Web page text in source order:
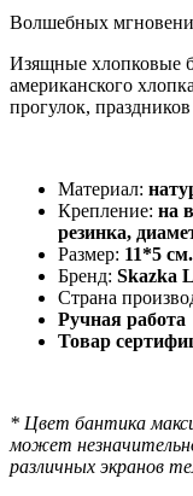
Волшебных
Изящные хлопковые
американского
прогулок,
Материал:
Крепление: на
резинка,
Размер: 11*5 см.
Бренд: Skazka
Страна
Ручная работа
Товар
* Цвет бантика
может
различных экранов